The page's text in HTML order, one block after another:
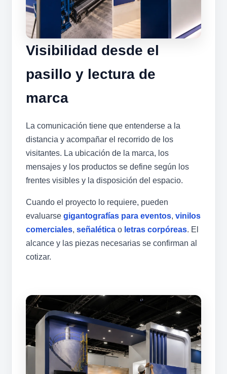
Visibilidad desde el
pasillo y lectura de
marca
La comunicación tiene que entenderse a la
distancia y acompañar el recorrido de los
visitantes. La ubicación de la marca, los
mensajes y los productos se define según los
frentes visibles y la disposición del espacio.
Cuando el proyecto lo requiere, pueden
evaluarsegigantografías para eventos,vinilos
comerciales,señalética o letras corpóreas. El
alcance y las piezas necesarias se confirman al
cotizar.